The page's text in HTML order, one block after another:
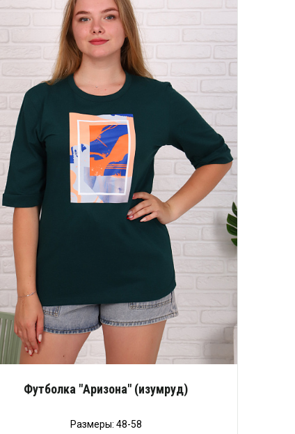
Футболка "Аризона" (изумруд)
Размеры: 48-58